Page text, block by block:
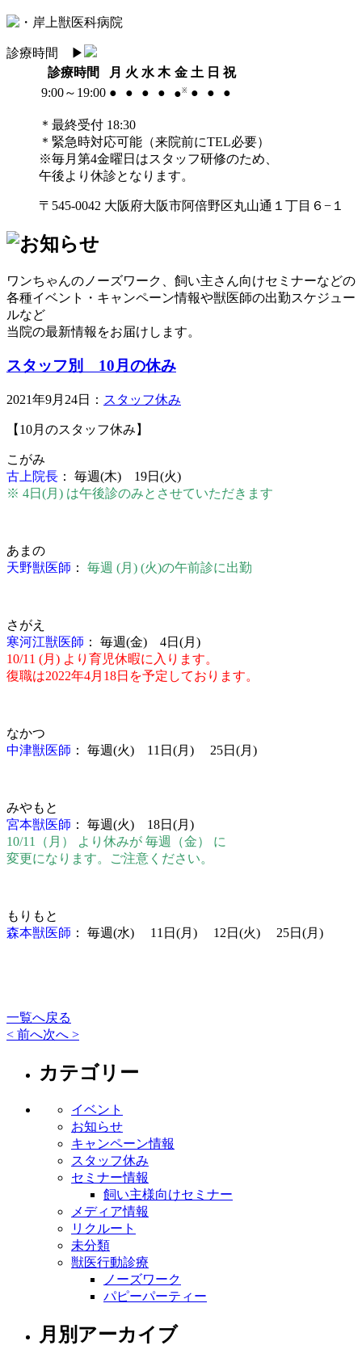
診療時間
▶︎
診療時間
月 火 水 木 金 土 日 祝
9:00～19:00 ● ● ● ● ●※ ● ● ●
＊最終受付 18:30
＊緊急時対応可能（来院前にTEL必要）
※毎月第4金曜日はスタッフ研修のため、
午後より休診となります。
〒545-0042 大阪府大阪市阿倍野区丸山通１丁目６−１
ワンちゃんのノーズワーク、飼い主さん向けセミナーなどの
各種イベント・キャンペーン情報や獣医師の出勤スケジュー
ルなど
当院の最新情報をお届けします。
スタッフ別 10月の休み
2021年9月24日： スタッフ休み
【10月のスタッフ休み】
こがみ
古上院長 ： 毎週(木) 19日(火)
※ 4日(月) は午後診のみとさせていただきます
あまの
天野獣医師 ： 毎週 (月) (火)の午前診に出勤
さがえ
寒河江獣医師 ： 毎週(金) 4日(月)
10/11 (月) より育児休暇に入ります。
復職は2022年4月18日を予定しております。
なかつ
中津獣医師 ： 毎週(火) 11日(月) 25日(月)
みやもと
宮本獣医師 ： 毎週(火) 18日(月)
10/11（月） より休みが 毎週（金） に
変更になります。ご注意ください。
もりもと
森本獣医師 ： 毎週(水) 11日(月) 12日(火) 25日(月)
一覧へ戻る
< 前へ次へ >
カテゴリー
イベント
お知らせ
キャンペーン情報
スタッフ休み
セミナー情報
飼い主様向けセミナー
メディア情報
リクルート
未分類
獣医行動診療
ノーズワーク
パピーパーティー
月別アーカイブ